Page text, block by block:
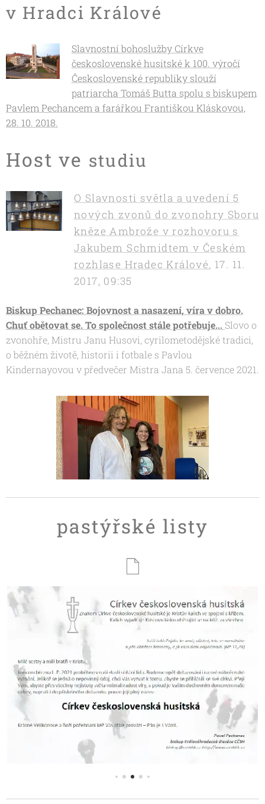
v Hradci Králové
Slavnostní bohoslužby Církve
československé husitské k 100. výročí
Československé republiky slouží
patriarcha Tomáš Butta spolu s biskupem
Pavlem Pechancem a farářkou Františkou Kláskovou,
28. 10. 2018.
Host ve studiu
O Slavnosti světla a uvedení 5
nových zvonů do zvonohry Sboru
kněze Ambrože v rozhovoru s
Jakubem Schmidtem v Českém
rozhlase Hradec Králové, 17. 11.
2017, 09:35
Biskup Pechanec: Bojovnost a nasazení, víra v dobro.
Chuť obětovat se. To společnost stále potřebuje... Slovo o
zvonohře, Mistru Janu Husovi, cyrilometodějské tradici,
o běžném životě, historii i fotbale s Pavlou
Kindernayovou v předvečer Mistra Jana 5. července 2021.
pastýřské listy